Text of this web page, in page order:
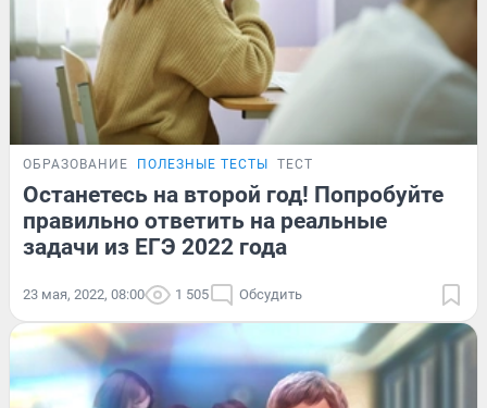
ОБРАЗОВАНИЕ ПОЛЕЗНЫЕ ТЕСТЫ ТЕСТ
Останетесь на второй год! Попробуйте
правильно ответить на реальные
задачи из ЕГЭ 2022 года
23 мая, 2022, 08:00 1 505 Обсудить